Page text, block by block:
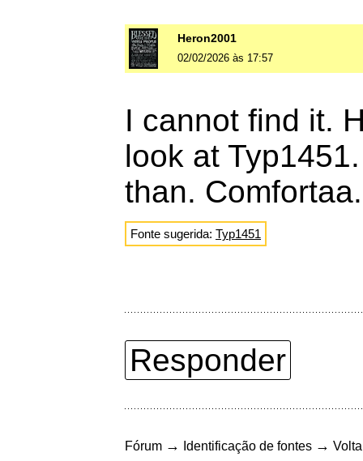
Heron2001
02/02/2026 às 17:57
I cannot find it.
look at
than. Comfortaa.
Fonte sugerida: Typ1451
Responder
Fórum → Identificação de fontes →